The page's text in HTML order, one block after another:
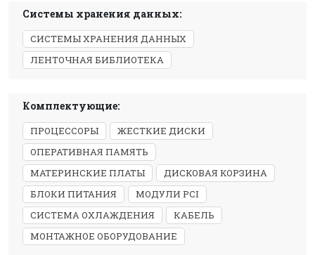
Системы хранения данных:
СИСТЕМЫ ХРАНЕНИЯ ДАННЫХ
ЛЕНТОЧНАЯ БИБЛИОТЕКА
Комплектующие:
ПРОЦЕССОРЫ
ЖЕСТКИЕ ДИСКИ
ОПЕРАТИВНАЯ ПАМЯТЬ
МАТЕРИНСКИЕ ПЛАТЫ
ДИСКОВАЯ КОРЗИНА
БЛОКИ ПИТАНИЯ
МОДУЛИ PCI
СИСТЕМА ОХЛАЖДЕНИЯ
КАБЕЛЬ
МОНТАЖНОЕ ОБОРУДОВАНИЕ